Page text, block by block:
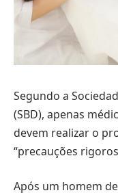
Segundo a
(SBD), apenas
devem realizar o
“precauções
Após um homem